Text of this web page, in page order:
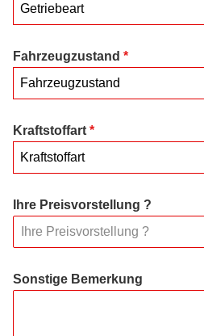
Getriebeart
Fahrzeugzustand *
Fahrzeugzustand
Kraftstoffart *
Kraftstoffart
Ihre Preisvorstellung ?
Sonstige Bemerkung